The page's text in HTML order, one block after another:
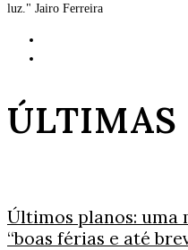
luz." Jairo Ferreira
ÚLTIMAS
Últimos planos: uma
“boas férias e até